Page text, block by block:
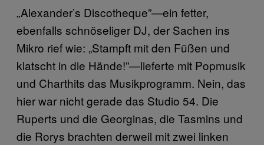
„Alexander’s Discotheque”—ein fetter,
ebenfalls schnöseliger DJ, der Sachen ins
Mikro rief wie: „Stampft mit den Füßen und
klatscht in die Hände!”—lieferte mit Popmusik
und Charthits das Musikprogramm. Nein, das
hier war nicht gerade das Studio 54. Die
Ruperts und die Georginas, die Tasmins und
die Rorys brachten derweil mit zwei linken